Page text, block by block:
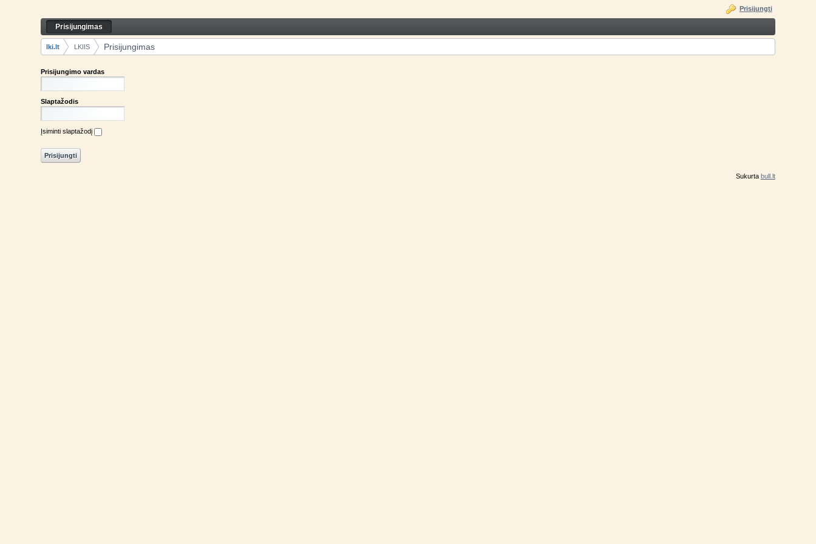
Prisijungimas
Prisijungti
Navigation
Prisijungimas
Breadcrumbs
lki.lt LKIIS Prisijungimas
Prisijungimo vardas
Slaptažodis
Įsiminti slaptažodį
Sukurta bull.lt